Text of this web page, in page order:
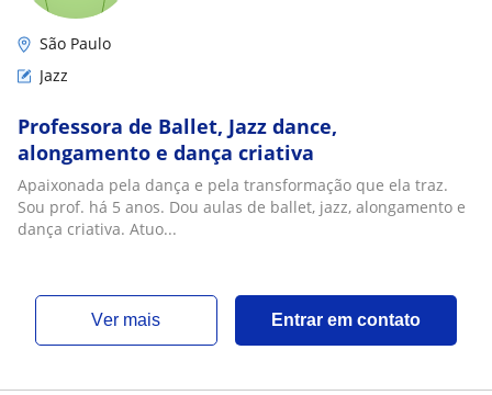
São Paulo
Jazz
Professora de Ballet, Jazz dance,
alongamento e dança criativa
Apaixonada pela dança e pela transformação que ela traz.
Sou prof. há 5 anos. Dou aulas de ballet, jazz, alongamento e
dança criativa. Atuo...
ver mais Entrar em contato